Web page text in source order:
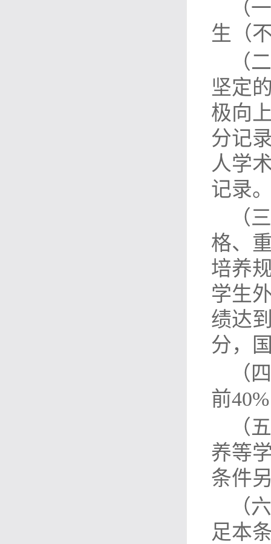
（
生（
（
坚定
极向
分记
人学
记录
（
格、
培养
学生
绩达
分，
（
前
（
养等
条件
（
足本